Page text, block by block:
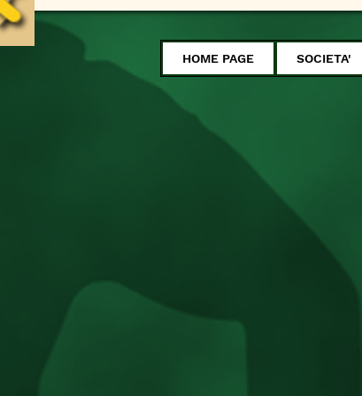
HOME PAGE SOCIETA'